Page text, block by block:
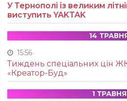
У Тернополі із великим
виступить YAKTAK
14
15:56
Тиждень спеціальних цін
«Креатор-Буд»
1 ТРАВНЯ